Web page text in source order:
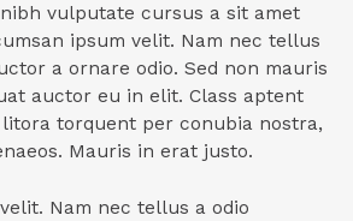
vulputate cursus a sit amet
ipsum velit. Nam nec tellus
a ornare odio. Sed non mauris
auctor eu in elit. Class aptent
torquent per conubia nostra,
Mauris in erat justo.
Nam nec tellus a odio